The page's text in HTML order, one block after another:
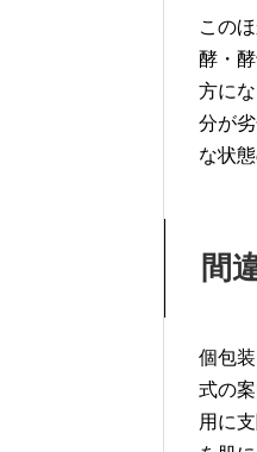
この
酵・
方に
分が
な状
間
個包
式の
用に